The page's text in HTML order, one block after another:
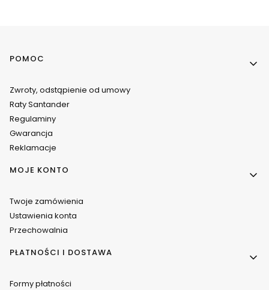
Linki w stopce
POMOC
Zwroty, odstąpienie od umowy
Raty Santander
Regulaminy
Gwarancja
Reklamacje
MOJE KONTO
Twoje zamówienia
Ustawienia konta
Przechowalnia
PŁATNOŚCI I DOSTAWA
Formy płatności